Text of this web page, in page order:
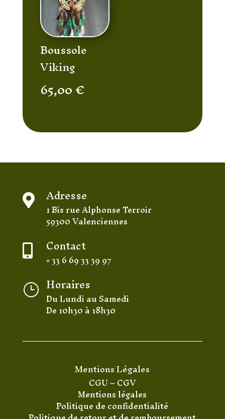
Boussole
Viking
65,00€
 Adresse
1 Bis rue Alphonse Terroir
59300 Valenciennes
 Contact
+ 33 6 69 33 39 97
} Horaires
Du Lundi au Samedi
De 10h30 à 18h30
Mentions Légales
CGU–CGV
Mentions légales
Politique de confidentialité